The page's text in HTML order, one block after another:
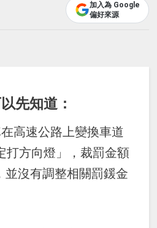
加入為 Google
偏好來源
先知道：
在高速公路上變換車道
打方向燈」，裁罰金額
並沒有調整相關罰鍰金